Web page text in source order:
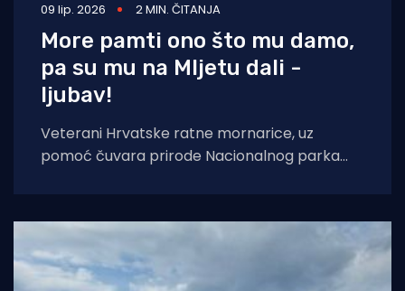
09 lip. 2026 2 MIN. ČITANJA
More pamti ono što mu damo,
pa su mu na Mljetu dali -
ljubav!
Veterani Hrvatske ratne mornarice, uz
pomoć čuvara prirode Nacionalnog parka